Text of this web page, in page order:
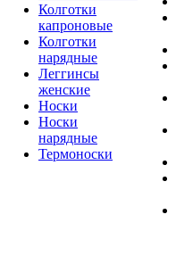
Колготки
капроновые
Колготки
нарядные
Леггинсы
женские
Носки
Носки
нарядные
Термоноски